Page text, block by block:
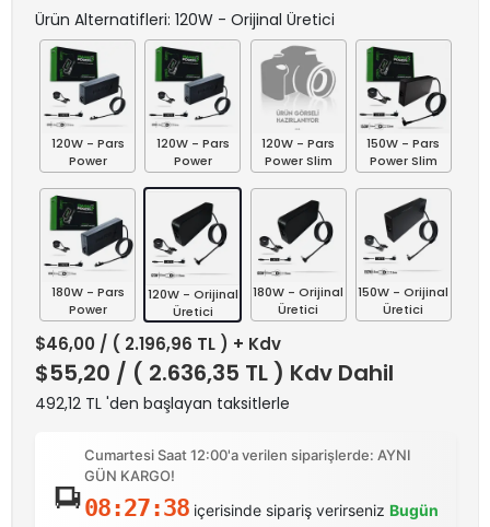
Ürün Alternatifleri: 120W - Orijinal Üretici
120W - Pars
Power
120W - Pars
Power
120W - Pars
Power Slim
150W - Pars
Power Slim
180W - Pars
Power
120W - Orijinal
Üretici
180W - Orijinal
Üretici
150W - Orijinal
Üretici
$46,00 / ( 2.196,96 TL ) + Kdv
$55,20 / ( 2.636,35 TL ) Kdv Dahil
492,12 TL 'den başlayan taksitlerle
Cumartesi Saat 12:00'a verilen siparişlerde: AYNI
GÜN KARGO!
08:27:38içerisinde sipariş verirseniz Bugün